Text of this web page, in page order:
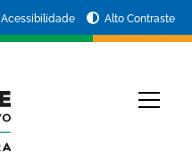
Acessibilidade Alto Contraste